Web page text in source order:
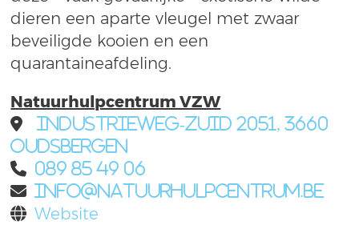
dieren een aparte vleugel met zwaar
beveiligde kooien en een
quarantaineafdeling.
Natuurhulpcentrum VZW
Industrieweg-Zuid 2051, 3660
Oudsbergen
089 85 49 06
info@natuurhulpcentrum.be
Website